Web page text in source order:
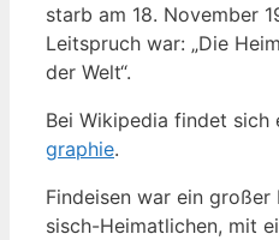
starb am 18. Novem­ber
Leit­spruch war: „Die
der Welt“.
Bei Wiki­pe­dia fin­det sich
gra­phie.
Find­ei­sen war ein
sisch-Hei­mat­li­chen, mit